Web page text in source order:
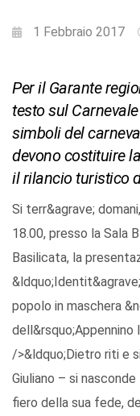
1 Febbraio 2017
Per il Garante
testo sul
simboli del
devono costituire
il rilancio turistico
Si terr&agrave;
18.00, presso la Sala
Basilicata, la
popolo in maschera
dell&rsquo;Appennino
/>&ldquo;Dietro riti e
Giuliano – si
fiero della sua fede,